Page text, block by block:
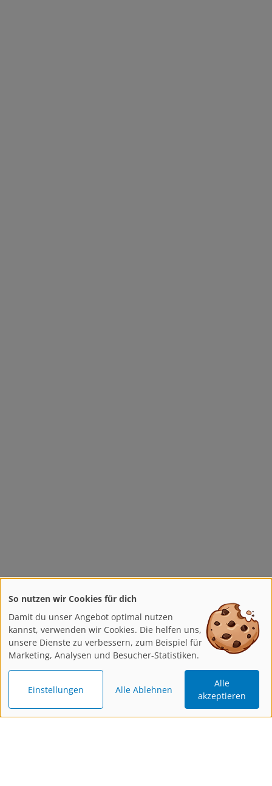
So nutzen wir Cookies für dich
Damit du unser Angebot optimal nutzen
kannst, verwenden wir Cookies. Die helfen uns,
unsere Dienste zu verbessern, zum Beispiel für
Marketing, Analysen und Besucher-Statistiken.
Einstellungen Alle Ablehnen
Alle
akzeptieren